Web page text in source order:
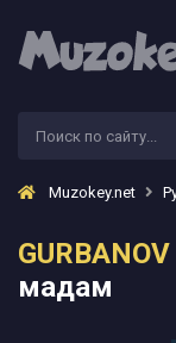
Muzokey.net
GURBANOV
мадам